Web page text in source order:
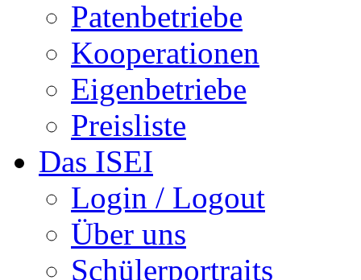
Patenbetriebe
Kooperationen
Eigenbetriebe
Preisliste
Das ISEI
Login / Logout
Über uns
Schülerportraits